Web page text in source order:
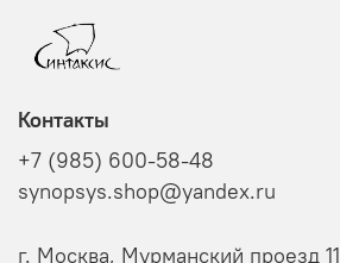
Контакты
+7 (985) 600-58-48
synopsys.shop@yandex.ru
г. Москва, Мурманский проезд 11